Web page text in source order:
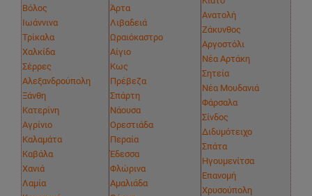
Βόλος
Ιωάννινα
Τρίκαλα
Χαλκίδα
Σέρρες
Αλεξανδρούπολη
Ξάνθη
Κατερίνη
Αγρίνιο
Καλαμάτα
Καβάλα
Χανιά
Λαμία
Άρτα
Λιβαδειά
Ωραιόκαστρο
Αίγιο
Κως
Πρέβεζα
Σπάρτη
Νάουσα
Ορεστιάδα
Περαία
Έδεσσα
Φλώρινα
Αμαλιάδα
Ανατολή
Ζάκυνθος
Αργοστόλι
Νέα Αρτάκη
Σητεία
Νέα Μουδανιά
Φάρσαλα
Σίνδος
Διδυμότειχο
Σπάτα
Ηγουμενίτσα
Επανομή
Χρυσούπολη